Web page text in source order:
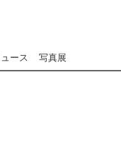
ース 写真展